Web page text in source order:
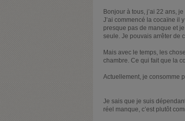
Bonjour à tous, j’ai 22 ans, je
J’ai commencé la cocaïne il
presque pas de manque et
seule. Je pouvais arrêter de
Mais avec le temps, les
chambre. Ce qui fait que la
Actuellement, je consomme
Je sais que je suis
réel manque, c’est plutôt